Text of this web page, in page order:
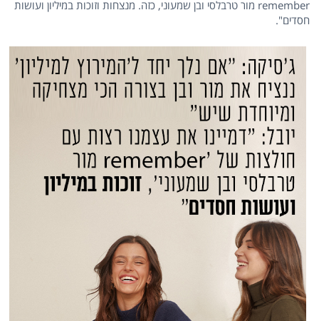
remember מור טרבלסי ובן שמעוני, כזה. מנצחות וזוכות במיליון ועושות
חסדים".